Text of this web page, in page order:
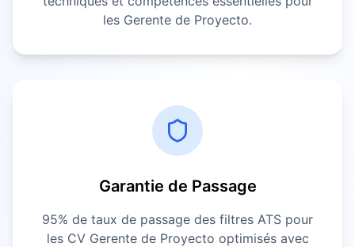
les Gerente de Proyecto.
Garantie de Passage
95% de taux de passage des filtres ATS pour
les CV Gerente de Proyecto optimisés avec